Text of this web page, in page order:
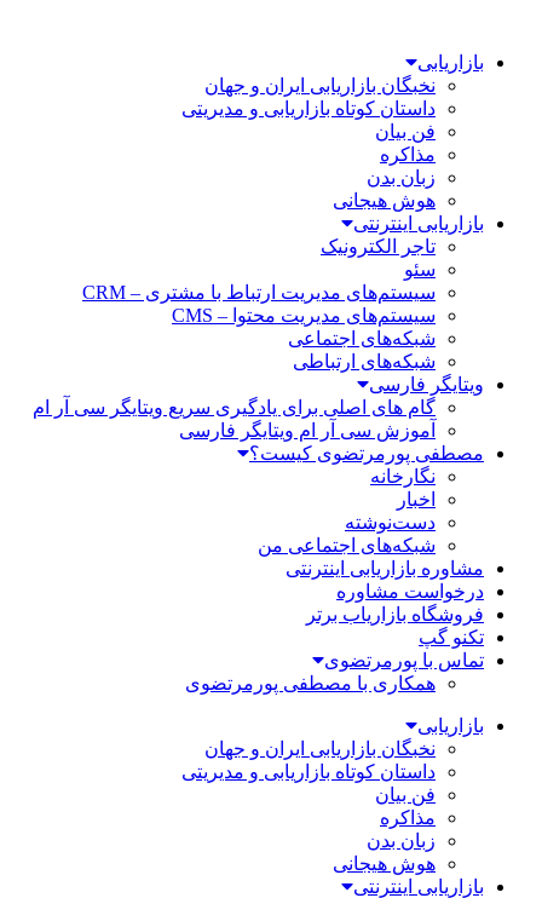
بازاریابی
نخبگان بازاریابی ایران و جهان
داستان کوتاه بازاریابی و مدیریتی
فن بیان
مذاکره
زبان بدن
هوش هیجانی
بازاریابی اینترنتی
تاجر الکترونیک
سئو
سیستم‌های مدیریت ارتباط با مشتری – CRM
سیستم‌های مدیریت محتوا – CMS
شبکه‌های اجتماعی
شبکه‌های ارتباطی
ویتایگر فارسی
گام های اصلی برای یادگیری سریع ویتایگر سی آر ام
آموزش سی آر ام ویتایگر فارسی
مصطفی پورمرتضوی کیست؟
نگارخانه
اخبار
دست‌نوشته
شبکه‌های اجتماعی من
مشاوره بازاریابی اینترنتی
درخواست مشاوره
فروشگاه بازاریاب برتر
تکنو گپ
تماس با پورمرتضوی
همکاری با مصطفی پورمرتضوی
بازاریابی
نخبگان بازاریابی ایران و جهان
داستان کوتاه بازاریابی و مدیریتی
فن بیان
مذاکره
زبان بدن
هوش هیجانی
بازاریابی اینترنتی